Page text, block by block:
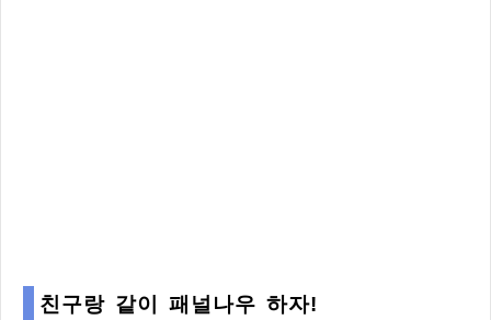
친구랑 같이 패널나우 하자!